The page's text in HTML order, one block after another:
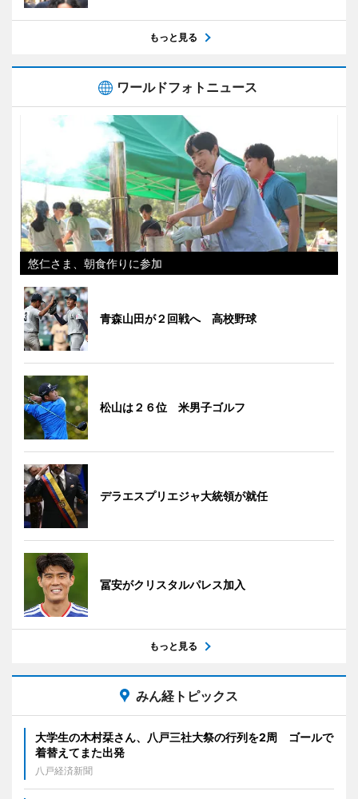
もっと見る
ワールドフォトニュース
悠仁さま、朝食作りに参加
青森山田が２回戦へ 高校野球
松山は２６位 米男子ゴルフ
デラエスプリエジャ大統領が就任
冨安がクリスタルパレス加入
もっと見る
みん経トピックス
大学生の木村栞さん、八戸三社大祭の行列を2周 ゴールで
着替えてまた出発
八戸経済新聞